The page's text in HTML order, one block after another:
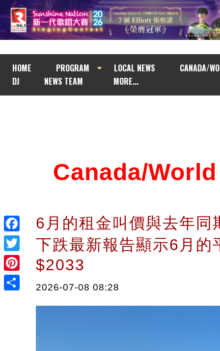
HOME PROGRAM LOCAL NEWS
CANADA/
DJ
NEWS TEAM MORE...
Facebook
Twitter
Pinterest
Canada/
6月的租金叫價與去年同
下跌最新報告顯示6月的
$2033
2026-07-08 08:28